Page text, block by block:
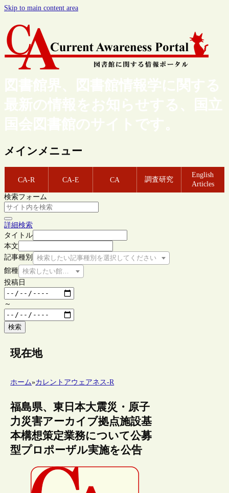
Skip to main content area
図書館界、図書館情報学に関する
最新の情報をお知らせする、国立
国会図書館のサイトです。
メインメニュー
CA-R CA-E CA 調査研究
English
Articles
検索フォーム
詳細検索
タイトル
本文
記事種別
検索したい記事種別を選択してください
館種 検索したい館種を選択してください
投稿日
～
検索
現在地
ホーム»カレントアウェアネス-R
福島県、東日本大震災・原子
力災害アーカイブ拠点施設基
本構想策定業務について公募
型プロポーザル実施を公告